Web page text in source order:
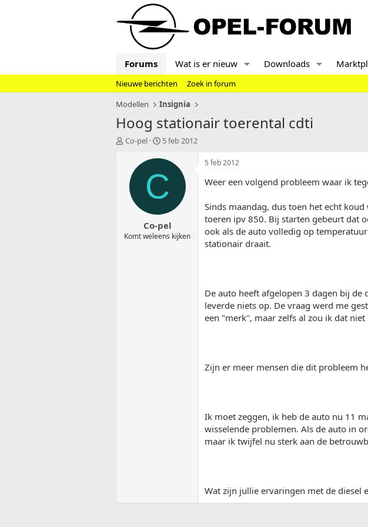
Forums Wat is er nieuw Downloads
Nieuwe berichten
Zoek in forum
Modellen
Insignia
Hoog stationair toerental cdti
T
t
Co-pel
S
a
r
t
d
t
u
m
5 feb 2012
C
Co-pel
Komt weleens kijken
5 feb 2012
Weer een volgend probleem waar ik
Sinds maandag, dus toen het echt
toeren ipv 850. Bij starten gebeurt dat
ook als de auto volledig op
stationair draait.
De auto heeft afgelopen 3 dagen bij de
leverde niets op. De vraag werd me
een "merk", maar zelfs al zou ik dat
Zijn er meer mensen die dit probleem
Ik moet zeggen, ik heb de auto nu 11
wisselende problemen. Als de auto in
maar ik twijfel nu sterk aan de
Wat zijn jullie ervaringen met de diesel